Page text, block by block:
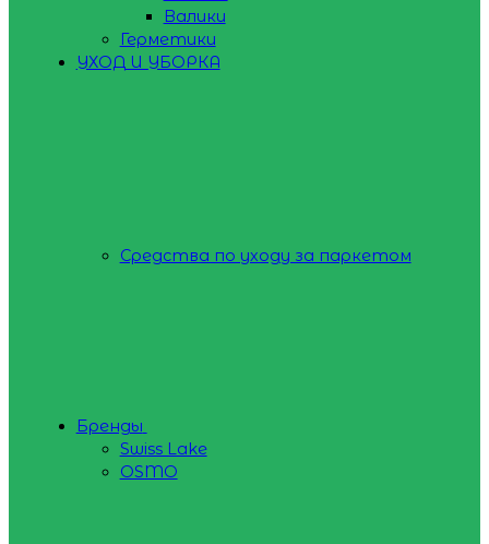
Валики
Герметики
УХОД И УБОРКА
Средства по уходу за паркетом
Бренды
Swiss Lake
OSMO